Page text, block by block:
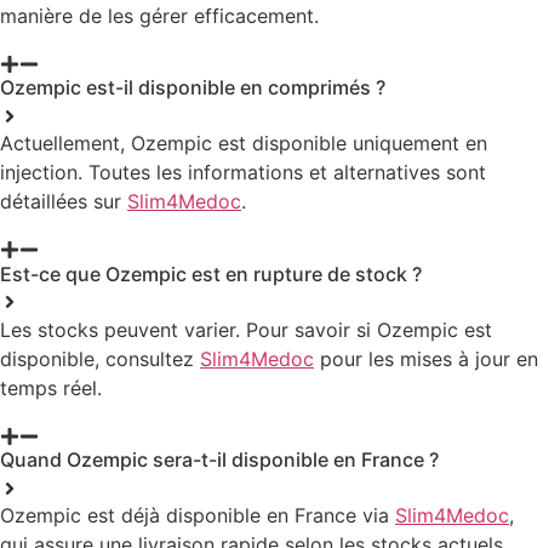
manière de les gérer efficacement.
Ozempic est-il disponible en comprimés ?
Actuellement, Ozempic est disponible uniquement en
injection. Toutes les informations et alternatives sont
détaillées sur Slim4Medoc.
Est-ce que Ozempic est en rupture de stock ?
Les stocks peuvent varier. Pour savoir si Ozempic est
disponible, consultez Slim4Medoc pour les mises à jour en
temps réel.
Quand Ozempic sera-t-il disponible en France ?
Ozempic est déjà disponible en France via Slim4Medoc,